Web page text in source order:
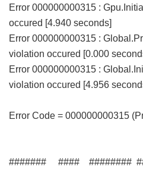
Error 000000000315 :
occured [4.940 seconds]
Error 000000000315 :
violation occured [0.000
Error 000000000315 :
violation occured [4.956
Error Code = 000000000315
####### #### ########